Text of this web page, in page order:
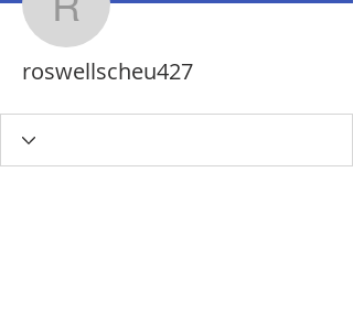
roswellscheu427
roswellscheu427